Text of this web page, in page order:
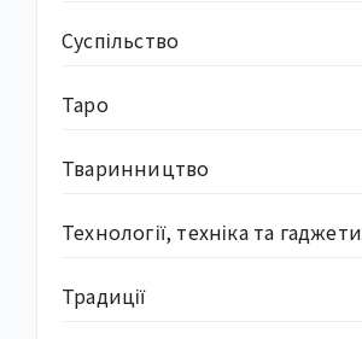
Суcпільство
Таро
Тваринництво
Технології, техніка та гаджети
Традиції